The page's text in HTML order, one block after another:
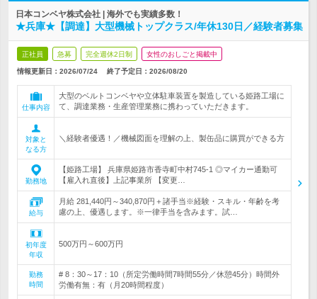
日本コンベヤ株式会社 | 海外でも実績多数！
★兵庫★【調達】大型機械トップクラス/年休130日／経験者募集
正社員 急募 完全週休2日制 女性のおしごと掲載中
情報更新日：2026/07/24 終了予定日： 2026/08/20
仕事内容
大型のベルトコンベヤや立体駐車装置を製造している姫路工場に
て、調達業務・生産管理業務に携わっていただきます。
対象と
なる方
＼経験者優遇！／機械図面を理解の上、製缶品に購買ができる方
勤務地
【姫路工場】 兵庫県姫路市香寺町中村745-1 ◎マイカー通勤可
【雇入れ直後】上記事業所 【変更…
給与
月給 281,440円～340,870円＋諸手当※経験・スキル・年齢を考
慮の上、優遇します。※一律手当を含みます。試…
初年度
年収
500万円～600万円
勤務
時間
# 8：30～17：10（所定労働時間7時間55分／休憩45分）時間外
労働有無：有（月20時間程度）